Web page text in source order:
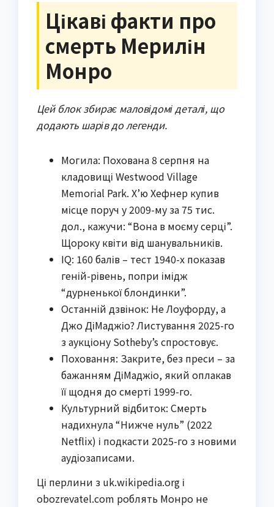
Цікаві факти про
смерть Мерилін
Монро
Цей блок збирає маловідомі деталі, що
додають шарів до легенди.
Могила: Похована 8 серпня на
кладовищі Westwood Village
Memorial Park. Х’ю Хефнер купив
місце поруч у 2009-му за 75 тис.
дол., кажучи: “Вона в моєму серці”.
Щороку квіти від шанувальників.
IQ: 160 балів – тест 1940-х показав
геній-рівень, попри імідж
“дурненької блондинки”.
Останній дзвінок: Не Лоуфорду, а
Джо ДіМаджіо? Листування 2025-го
з аукціону Sotheby’s спростовує.
Поховання: Закрите, без преси – за
бажанням ДіМаджіо, який оплакав
її щодня до смерті 1999-го.
Культурний відбиток: Смерть
надихнула “Нижче нуль” (2022
Netflix) і подкасти 2025-го з новими
аудіозаписами.
Ці перлини з uk.wikipedia.org і
obozrevatel.com роблять Монро не